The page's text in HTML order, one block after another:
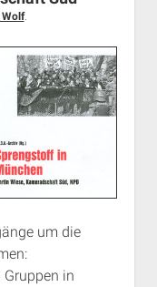
Wolf.
um die
in